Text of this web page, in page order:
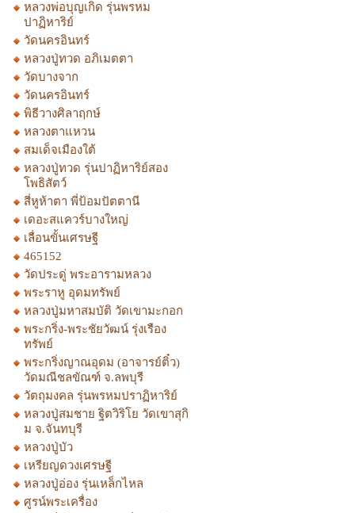
หลวงพ่อบุญเกิด รุ่นพรหม
ปาฏิหาริย์
วัดนครอินทร์
หลวงปู่ทวด อภิเมตตา
วัดบางจาก
วัดนครอินทร์
พิธีวางศิลาฤกษ์
หลวงตาแหวน
สมเด็จเมืองใต้
หลวงปู่ทวด รุ่นปาฏิหาริย์สอง
โพธิสัตว์
สี่หูห้าตา พี่ป้อมปัตตานี
เดอะสแควร์บางใหญ่
เลื่อนขั้นเศรษฐี
465152
วัดประดู่ พระอารามหลวง
พระราหู อุดมทรัพย์
หลวงปู่มหาสมบัติ วัดเขามะกอก
พระกริ่ง-พระชัยวัฒน์ รุ่งเรือง
ทรัพย์
พระกริ่งญาณอุดม (อาจารย์ติ๋ว)
วัดมณีชลขัณฑ์ จ.ลพบุรี
วัตถุมงคล รุ่นพรหมปราฏิหาริย์
หลวงปู่สมชาย ฐิตวิริโย วัดเขาสุกิ
ม จ.จันทบุรี
หลวงปู่บัว
เหรียญดวงเศรษฐี
หลวงปู่อ่อง รุ่นเหล็กไหล
ศูรน์พระเครื่อง